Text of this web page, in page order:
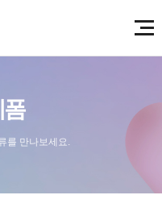
를 만나보세요.